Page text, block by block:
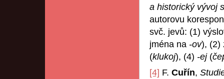
a historický vývoj
autorovu
svč. jevů: (1)
jména na -ov), (2)
(klukoj), (4) -ej (
[4] F. Cuřín,